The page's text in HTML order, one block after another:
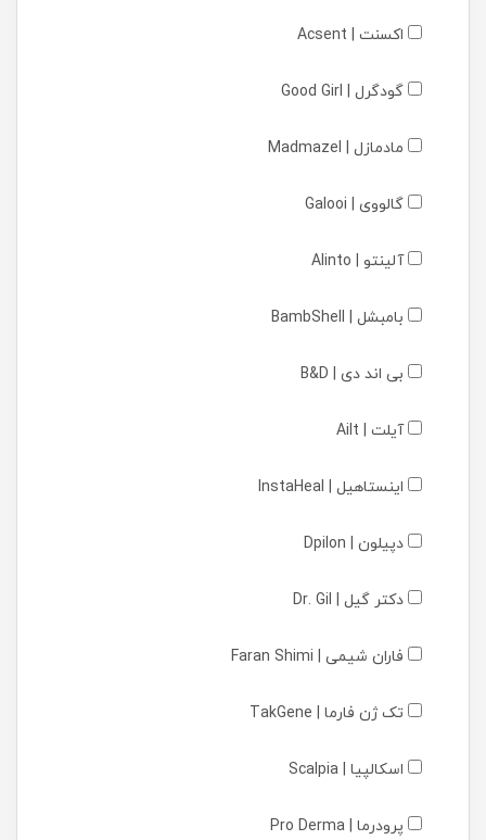
اکسنت | Acsent
گودگرل | Good Girl
مادمازل | Madmazel
گالووی | Galooi
آلینتو | Alinto
بامبشل | BambShell
بی اند دی | B&D
آیلت | Ailt
اینستاهیل | InstaHeal
دپیلون | Dpilon
دکتر گیل | Dr. Gil
فاران شیمی | Faran Shimi
تک ژن فارما | TakGene
اسکالپیا | Scalpia
پرودرما | Pro Derma